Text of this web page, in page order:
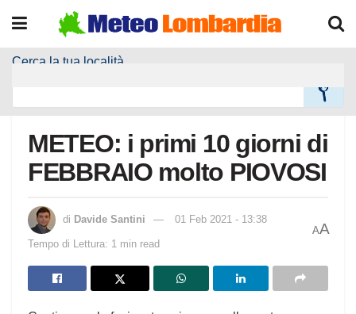
Cerca la tua località
METEO: i primi 10 giorni di
FEBBRAIO molto PIOVOSI
di Davide Santini 01 Feb 2021 - 13:38
Tempo di Lettura: 1 min read
AA